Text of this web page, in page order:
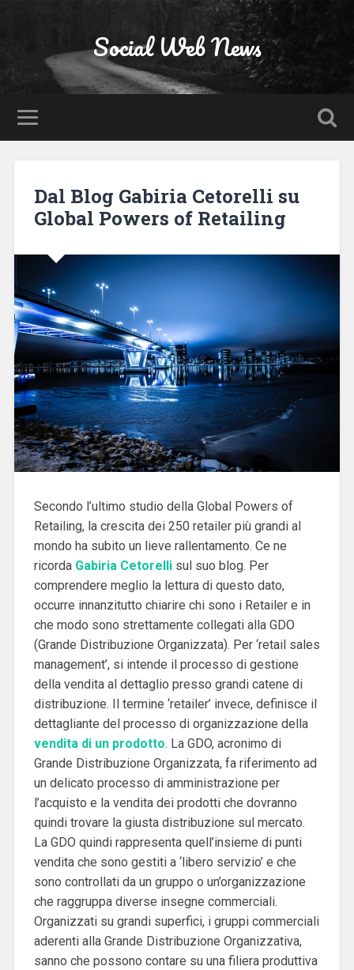
Social Web News
Dal Blog Gabiria Cetorelli su
Global Powers of Retailing
Secondo l’ultimo studio della Global Powers of
Retailing, la crescita dei 250 retailer più grandi al
mondo ha subito un lieve rallentamento. Ce ne
ricorda Gabiria Cetorellisul suo blog. Per
comprendere meglio la lettura di questo dato,
occurre innanzitutto chiarire chi sono i Retailer e in
che modo sono strettamente collegati alla GDO
(Grande Distribuzione Organizzata). Per ‘retail sales
management’, si intende il processo di gestione
della vendita al dettaglio presso grandi catene di
distribuzione. Il termine ‘retailer’ invece, definisce il
dettagliante del processo di organizzazione della
vendita di un prodotto. La GDO, acronimo di
Grande Distribuzione Organizzata, fa riferimento ad
un delicato processo di amministrazione per
l’acquisto e la vendita dei prodotti che dovranno
quindi trovare la giusta distribuzione sul mercato.
La GDO quindi rappresenta quell’insieme di punti
vendita che sono gestiti a ‘libero servizio’ e che
sono controllati da un gruppo o un’organizzazione
che raggruppa diverse insegne commerciali.
Organizzati su grandi superfici, i gruppi commerciali
aderenti alla Grande Distribuzione Organizzativa,
sanno che possono contare su una filiera produttiva